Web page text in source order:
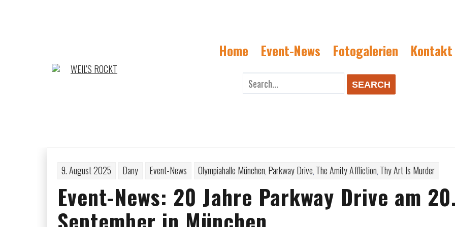
Home Event-News Fotogalerien Kontakt
SEARCH
9. August 2025 Dany Event-News Olympiahalle München, Parkway Drive, The Amity Affliction, Thy Art Is Murder
Event-News: 20 Jahre Parkway Drive am